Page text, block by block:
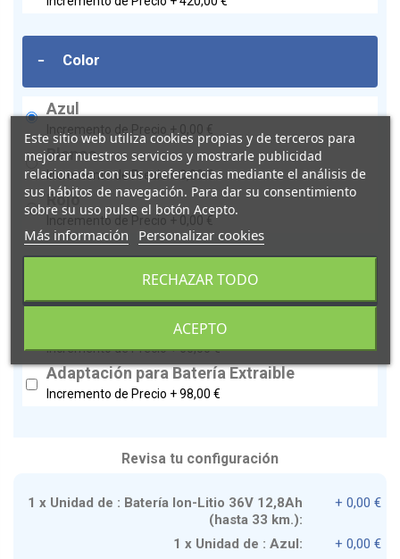
- Color
Azul
Incremento de Precio + 0,00 €
Blanco
Incremento de Precio +0,00 €
Rojo
Incremento de Precio + 0,00 €
Accesorios Opcionales
Incremento de Precio +60,00 €
Adaptación para Batería Extraible
Incremento de Precio +98,00 €
Revisa tu configuración
1 x Unidad de : Batería Ion-Litio 36V 12,8Ah
(hasta 33 km.):
+ 0,00 €
1 x Unidad de : Azul:
+ 0,00 €
Este sitio web utiliza cookies propias y de terceros para
mejorar nuestros servicios y mostrarle publicidad
relacionada con sus preferencias mediante el análisis de
sus hábitos de navegación. Para dar su consentimiento
sobre su uso pulse el botón Acepto.
Más información Personalizar cookies
RECHAZAR TODO
ACEPTO